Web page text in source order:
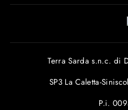
Terra Sarda s.n.c. di
SP3 La Caletta-
P.i.